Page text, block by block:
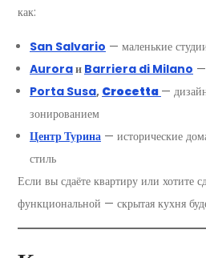
как:
San Salvario — маленькие
Auroraи Barriera di Milano —
Porta Susa, Crocetta —
зонированием
Центр Турина — исторические
стиль
Если вы сдаёте квартиру или хотите
функциональной — скрытая кухня